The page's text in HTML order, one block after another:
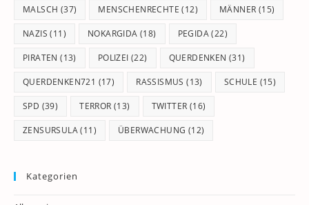
MALSCH (37) MENSCHENRECHTE (12) MÄNNER (15)
NAZIS (11) NOKARGIDA (18) PEGIDA(22)
PIRATEN (13) POLIZEI (22) QUERDENKEN (31)
QUERDENKEN721 (17) RASSISMUS (13) SCHULE (15)
SPD (39) TERROR (13) TWITTER (16)
ZENSURSULA(11) ÜBERWACHUNG (12)
Kategorien